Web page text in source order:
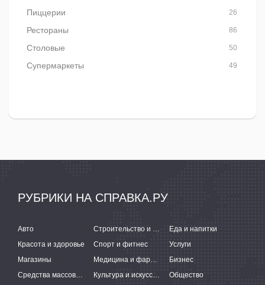
Пиццерии 26
Рестораны 86
Столовые 50
Супермаркеты 49
РУБРИКИ НА СПРАВКА.РУ
Авто Строительство и ремонт
Еда и напитки
Красота и здоровье
Спорт и фитнес
Услуги
Магазины
Медицина и фармацевтика
Бизнес
Средства массовой информации
Культура и искусство Общество